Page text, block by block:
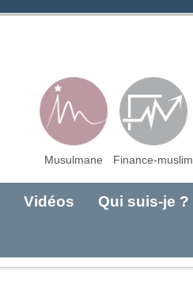
Musulmane Finance-muslim
Vidéos Qui suis-je ?